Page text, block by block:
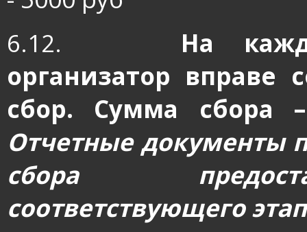
6.12.
На
организатор вправе
сбор. Сумма сбора
Отчетные документы
сбора
соответствующего